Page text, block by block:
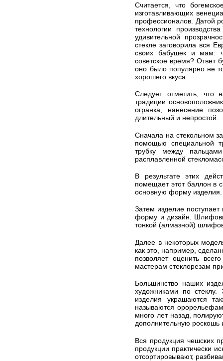
Считается, что
изготавливающих
профессионалов. Датой
технологии
удивительной
стекле заговорила вся
своих бабушек и мам:
советское время? Ответ
оно было популярно не
хорошего вкуса.
Следует отметить, что
традиции
огранка, нанесение
длительный и непростой.
Сначала на стекольном
помощью специальной
трубку между
расплавленной
В результате этих
помещает этот баллон в
основную форму изделия.
Затем изделие
форму и дизайн.
тонкой (алмазной)
Далее в некоторых
как это, например,
позволяет оценить
мастерам стеклорезам
Большинство наших
художниками по
изделия украшаются
называются
много лет назад,
дополнительную роскошь
Вся продукция чешских
продукции практически
отсортировывают,